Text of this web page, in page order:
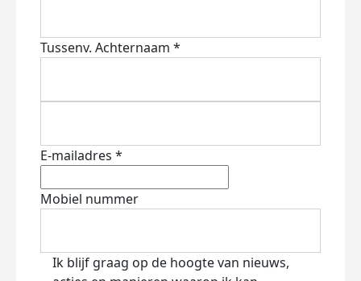
Tussenv. Achternaam *
E-mailadres *
Mobiel nummer
Ik blijf graag op de hoogte van nieuws,